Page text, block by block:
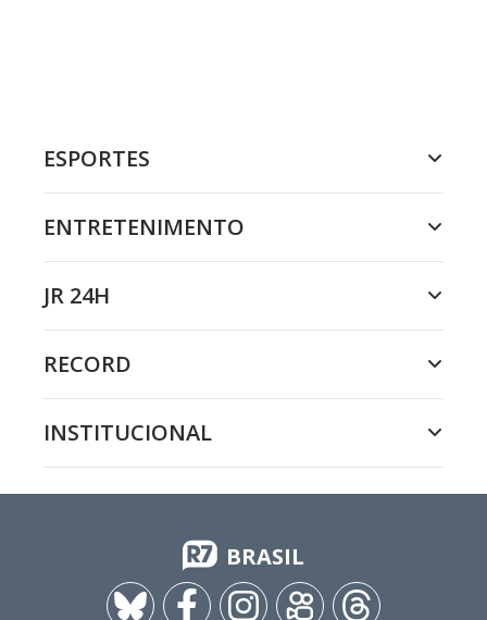
ESPORTES
ENTRETENIMENTO
JR 24H
RECORD
INSTITUCIONAL
BRASIL